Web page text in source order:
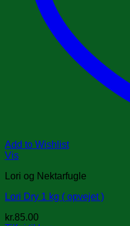
Add to Wishlist
Vis
Lori og Nektarfugle
Lori Dry 1 kg ( opvejet )
kr.85.00